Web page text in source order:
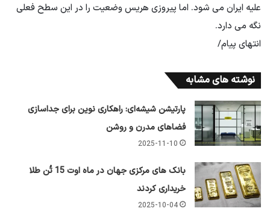
علیه ایران می شود. اما پیروزی هریس وضعیت را در این سطح فعلی
نگه می دارد.
انتهای پیام/
نوشته های مشابه
پارتیشن شیشه‌ای: راهکاری نوین برای جداسازی
فضاهای مدرن و روشن
2025-11-10
بانک های مرکزی جهان در ماه اوت 15 تُن طلا
خریداری کردند
2025-10-04